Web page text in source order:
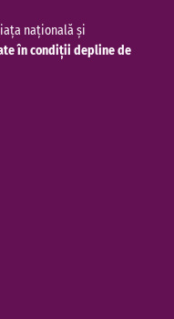
națională și
în condiții depline de